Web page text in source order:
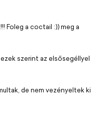
Foleg a coctail :)) meg a
szerint az elsősegéllyel
de nem vezényeltek ki